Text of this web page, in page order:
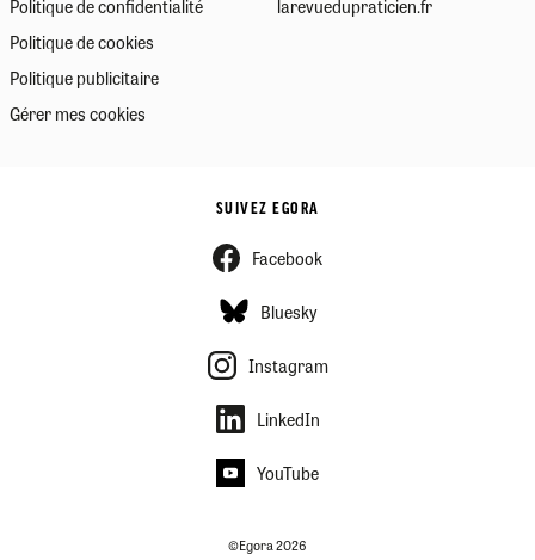
Politique de confidentialité
Politique de cookies
Politique publicitaire
Gérer mes cookies
larevuedupraticien.fr
SUIVEZ EGORA
Facebook
Bluesky
Instagram
LinkedIn
YouTube
©Egora 2026